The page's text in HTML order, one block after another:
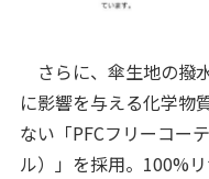
さらに、傘生地の撥
に影響を与える化学物
ない「PFCフリーコー
ル）」を採用。100%リ